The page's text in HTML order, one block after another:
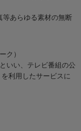
等あらゆる素材の無断
ク）
いい、テレビ番組の公
利用したサービスに